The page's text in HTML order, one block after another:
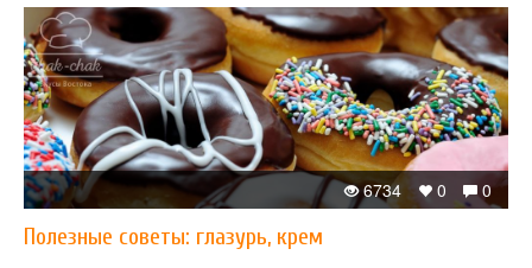
0
0
6734
Полезные советы: глазурь, крем